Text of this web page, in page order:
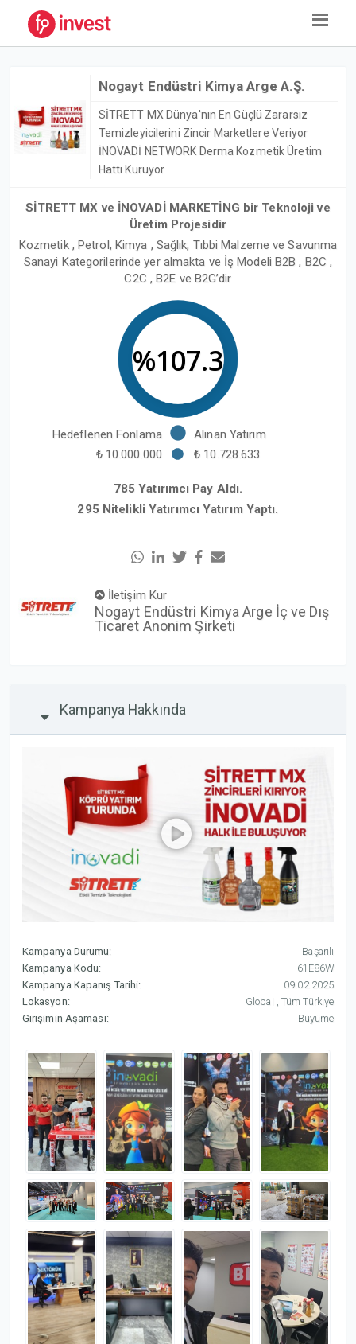
Nogayt Endüstri Kimya Arge A.Ş.
SİTRETT MX Dünya'nın En Güçlü Zararsız
Temizleyicilerini Zincir Marketlere Veriyor
İNOVADİ NETWORK Derma Kozmetik Üretim
Hattı Kuruyor
SİTRETT MX ve İNOVADİ MARKETİNG bir Teknoloji ve
Üretim Projesidir
Kozmetik , Petrol, Kimya , Sağlık, Tıbbi Malzeme ve Savunma
Sanayi Kategorilerinde yer almakta ve İş Modeli B2B , B2C ,
C2C , B2E ve B2G’dir
%107.3
Hedeflenen Fonlama
Alınan Yatırım
₺ 10.000.000
₺ 10.728.633
785 Yatırımcı Pay Aldı.
295 Nitelikli Yatırımcı Yatırım Yaptı.
İletişim Kur
Nogayt Endüstri Kimya Arge İç ve Dış
Ticaret Anonim Şirketi
Kampanya Hakkında
Kampanya Durumu:
Başarılı
Kampanya Kodu:
61E86W
Kampanya Kapanış Tarihi:
09.02.2025
Lokasyon:
Global , Tüm Türkiye
Girişimin Aşaması:
Büyüme